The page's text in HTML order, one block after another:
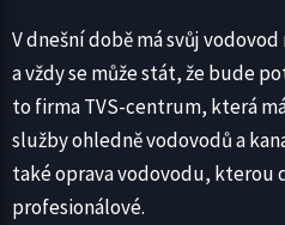
V dnešní době má svůj
a vždy se může stát, že bude
to firma TVS-centrum, která
služby ohledně vodovodů a
také oprava vodovodu, kterou
profesionálové.